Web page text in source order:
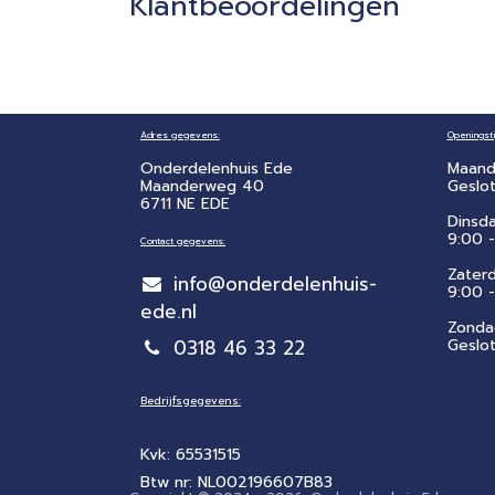
Adres gegevens:
Onderdelenhuis Ede
Maanderweg 40
6711 NE EDE
Contact gegevens:
info@onderdelenhuis-
ede.nl
0318 46 33 22
Bedrijfsgegevens:
Kvk: 65531515
Btw nr: NL002196607B83
9:00
​9:00